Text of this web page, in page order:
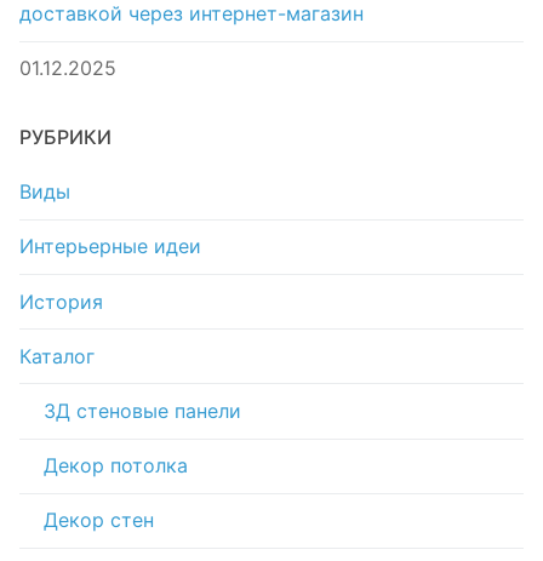
доставкой через интернет-магазин
01.12.2025
РУБРИКИ
Виды
Интерьерные идеи
История
Каталог
3Д стеновые панели
Декор потолка
Декор стен